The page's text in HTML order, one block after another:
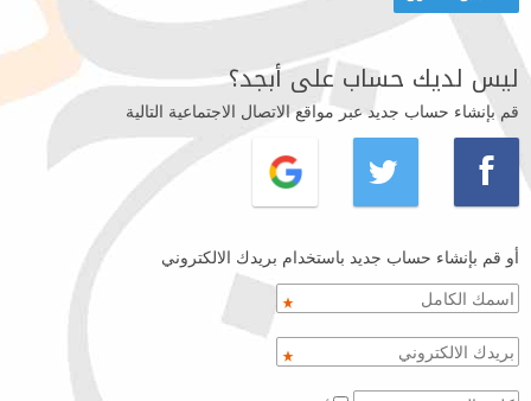
ليس لديك حساب على أبجد؟
قم بإنشاء حساب جديد عبر مواقع الاتصال الاجتماعية التالية
أو قم بإنشاء حساب جديد باستخدام بريدك الالكتروني